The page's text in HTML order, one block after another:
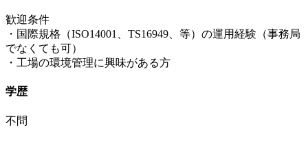
歓迎条件
・国際規格（ISO14001、TS16949、等）の運用経験（事務局
でなくても可）
・工場の環境管理に興味がある方
学歴
不問